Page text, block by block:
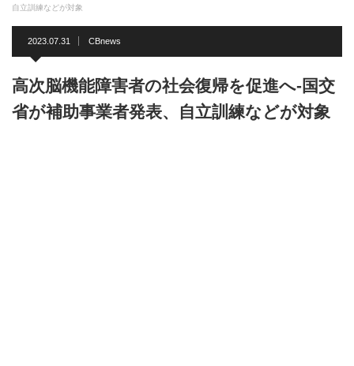
自立訓練などが対象
2023.07.31 CBnews
高次脳機能障害者の社会復帰を促進へ-国交
省が補助事業者発表、自立訓練などが対象